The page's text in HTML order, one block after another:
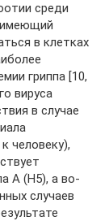
среди
имеющий
в клетках
гриппа [10,
вируса
в случае
человеку),
А (Н5), а во-
случаев